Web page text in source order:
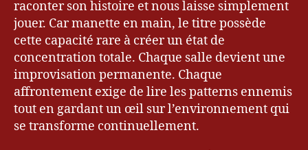
raconter son histoire et nous laisse simplement
jouer. Car manette en main, le titre possède
cette capacité rare à créer un état de
concentration totale. Chaque salle devient une
improvisation permanente. Chaque
affrontement exige de lire les patterns ennemis
tout en gardant un œil sur l’environnement qui
se transforme continuellement.
bl
o
g,
o
g
u
e